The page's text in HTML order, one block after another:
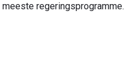
regeringsprogramme.